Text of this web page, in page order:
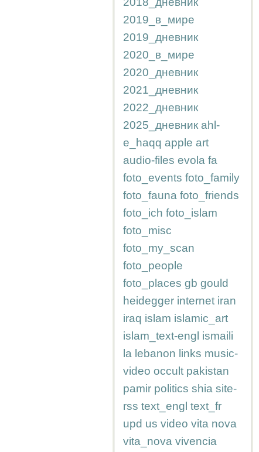
2019_в_мире
2019_дневник
2020_в_мире
2020_дневник
2021_дневник
2022_дневник
2025_дневник ahl-
e_haqq apple art
audio-files evola fa
foto_events foto_family
foto_fauna foto_friends
foto_ich foto_islam
foto_misc
foto_my_scan
foto_people
foto_places gb gould
heidegger internet iran
iraq islam islamic_art
islam_text-engl ismaili
la lebanon links music-
video occult pakistan
pamir politics shia site-
rss text_engl text_fr
upd us video vita nova
vita_nova vivencia